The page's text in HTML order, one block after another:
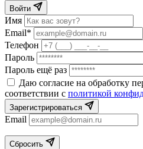
Войти
Имя
Email*
Телефон
Пароль
Пароль ещё раз
Даю согласие на обработку
соответствии с политикой
Зарегистрироваться
Email
Сбросить